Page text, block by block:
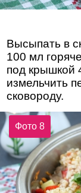
Высыпать в
100 мл
под крышкой
измельчить
сковороду.
Фото 8